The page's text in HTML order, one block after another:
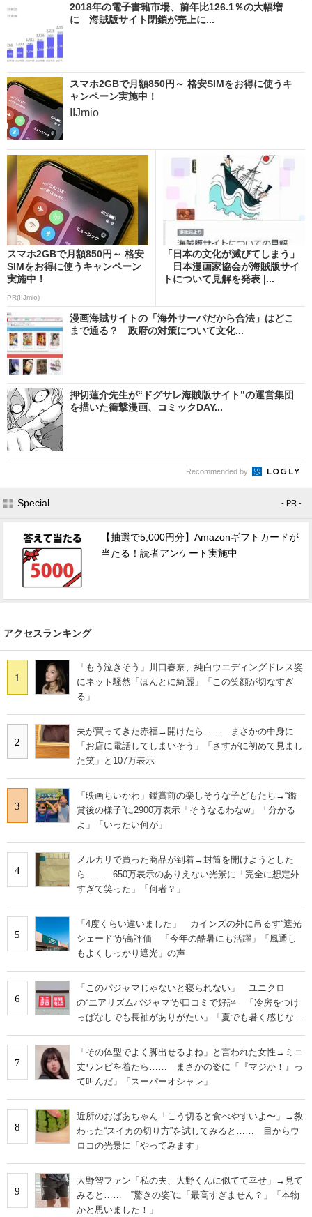
2018年の電子書籍市場、前年比126.1％の大幅増
に 海賊版サイト閉鎖が売上に...
スマホ2GBで月額850円～ 格安SIMをお得に使うキ
ャンペーン実施中！
IIJmio
スマホ2GBで月額850円～ 格安
SIMをお得に使うキャンペーン
実施中！
PR(IIJmio)
「日本の文化が滅びてしまう」
日本漫画家協会が海賊版サイ
トについて見解を発表 |...
漫画海賊サイトの「海外サーバだから合法」はどこ
まで通る？ 政府の対策について文化...
押切蓮介先生が“ドグサレ海賊版サイト”の運営集団
を描いた衝撃漫画、コミックDAY...
Recommended by
Special - PR -
【抽選で5,000円分】Amazonギフトカードが
当たる！読者アンケート実施中
アクセスランキング
1
「もう泣きそう」川口春奈、純白ウエディングドレス姿
にネット騒然「ほんとに綺麗」「この笑顔が切なすぎ
る」
2
夫が買ってきた赤福→開けたら…… まさかの中身に
「お店に電話してしまいそう」「さすがに初めて見まし
た笑」と107万表示
3
「映画ちいかわ」鑑賞前の楽しそうな子どもたち→“鑑
賞後の様子”に2900万表示「そうなるわなw」「分かる
よ」「いったい何が」
4
メルカリで買った商品が到着→封筒を開けようとした
ら…… 650万表示のありえない光景に「完全に想定外
すぎて笑った」「何者？」
5
「4度くらい違いました」 カインズの外に吊るす“遮光
シェード”が高評価 「今年の酷暑にも活躍」「風通し
もよくしっかり遮光」の声
6
「このパジャマじゃないと寝られない」 ユニクロ
の“エアリズムパジャマ”が口コミで好評 「冷房をつけ
っぱなしでも長袖がありがたい」「夏でも暑く感じな
7
「その体型でよく脚出せるよね」と言われた女性→ミニ
丈ワンピを着たら…… まさかの姿に「『マジか！』っ
て叫んだ」「スーパーオシャレ」
8
近所のおばあちゃん「こう切ると食べやすいよ〜」→教
わった“スイカの切り方”を試してみると…… 目からウ
ロコの光景に「やってみます」
9
大野智ファン「私の夫、大野くんに似てて幸せ」→見て
みると…… ‟驚きの姿”に「最高すぎません？」「本物
かと思いました！」